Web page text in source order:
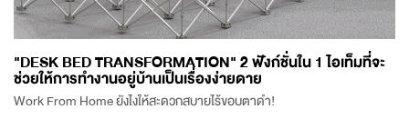
"DESK BED TRANSFORMATION" 2 ฟังก์ชั่นใน 1 ไอเท็มที่จะ
ช่วยให้การทำงานอยู่บ้านเป็นเรื่องง่ายดาย
Work From Home ยังไงให้สะดวกสบายไร้ขอบตาดำ!